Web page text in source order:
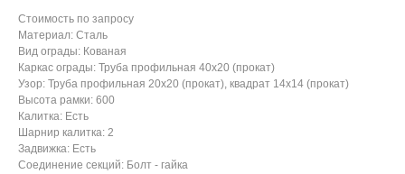
Стоимость по запросу
Материал: Сталь
Вид ограды: Кованая
Каркас ограды: Труба профильная 40х20 (прокат)
Узор: Труба профильная 20х20 (прокат), квадрат 14х14 (прокат)
Высота рамки: 600
Калитка: Есть
Шарнир калитка: 2
Задвижка: Есть
Соединение секций: Болт - гайка